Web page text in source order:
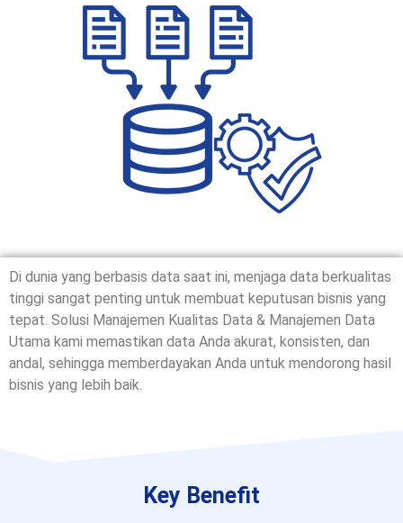
Di dunia yang berbasis data saat ini, menjaga data berkualitas
tinggi sangat penting untuk membuat keputusan bisnis yang
tepat. Solusi Manajemen Kualitas Data & Manajemen Data
Utama kami memastikan data Anda akurat, konsisten, dan
andal, sehingga memberdayakan Anda untuk mendorong hasil
bisnis yang lebih baik.
Key Benefit